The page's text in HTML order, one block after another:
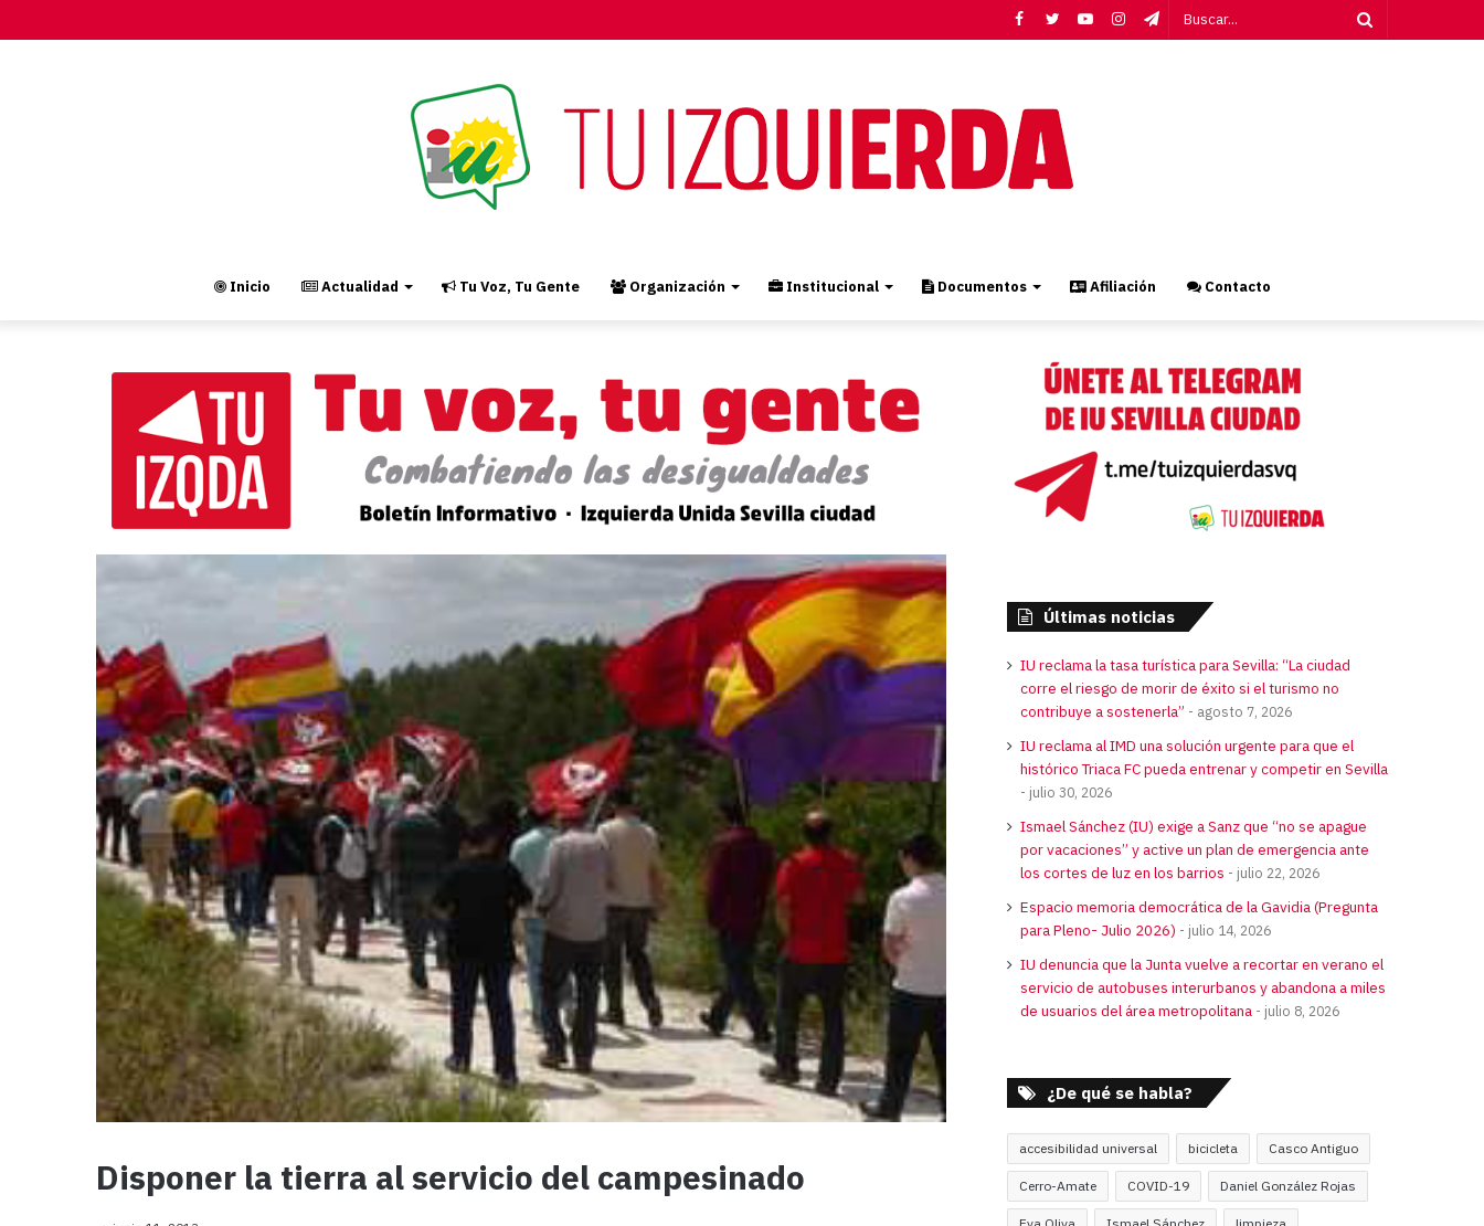
Telegram
Instagram
YouTube
Twitter
Facebook
Inicio Actualidad Tu Voz, Tu Gente Organización Institucional Documentos Afiliación Contacto
Disponer la tierra al servicio del campesinado
Últimas noticias
IU reclama la tasa turística para Sevilla: “La ciudad
corre el riesgo de morir de éxito si el turismo no
contribuye a sostenerla”
agosto 7, 2026
IU reclama al IMD una solución urgente para que el
histórico Triaca FC pueda entrenar y competir en Sevilla
julio 30, 2026
Ismael Sánchez (IU) exige a Sanz que “no se apague
por vacaciones” y active un plan de emergencia ante
los cortes de luz en los barrios
julio 22, 2026
Espacio memoria democrática de la Gavidia (Pregunta
para Pleno- Julio 2026)
julio 14, 2026
IU denuncia que la Junta vuelve a recortar en verano el
servicio de autobuses interurbanos y abandona a miles
de usuarios del área metropolitana
julio 8, 2026
¿De qué se habla?
accesibilidad universal bicicleta Casco Antiguo
Cerro-Amate COVID-19 Daniel González Rojas